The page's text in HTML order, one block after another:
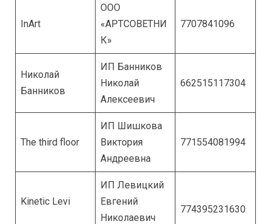
InArt
ООО
«АРТСОВЕТНИ
К»
7707841096
Николай
Банников
ИП Банников
Николай
Алексеевич
662515117304
The third floor
ИП Шишкова
Виктория
Андреевна
771554081994
Kinetic Levi
ИП Левицкий
Евгений
Николаевич
774395231630